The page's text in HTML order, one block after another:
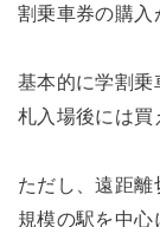
割乗車券の購入
基本的に学割乗
札入場後には買
ただし、遠距
規模の駅を中心